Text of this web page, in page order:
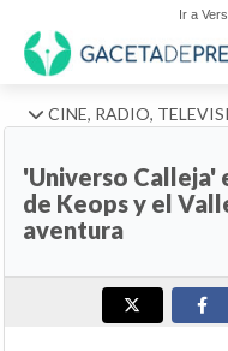
Ir a
CINE, RADIO,
'Universo Calleja'
de Keops y el
aventura